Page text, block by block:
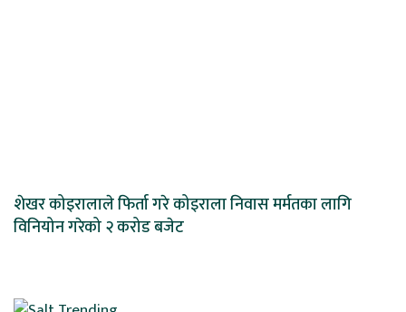
शेखर कोइरालाले फिर्ता गरे कोइराला निवास मर्मतका लागि
विनियोन गरेको २ करोड बजेट